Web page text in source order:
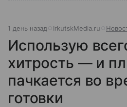
1 день назад IrkutskMedia.ru
Использую
хитрость — и
пачкается во
готовки